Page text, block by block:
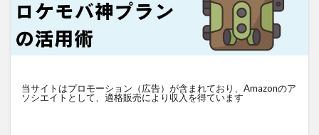
当サイトはプロモーション（広告）が含まれており、Amazonのア
ソシエイトとして、適格販売により収入を得ています
海上通信
蓄電池 絶縁監視
神プラン
監視カメラ
災害対策
ビルメンテナンス
Android MES
VPN